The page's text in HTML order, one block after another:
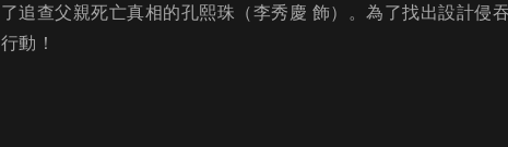
了追查父親死亡真相的孔熙珠（李秀慶 飾）。為了找出設計侵
行動！